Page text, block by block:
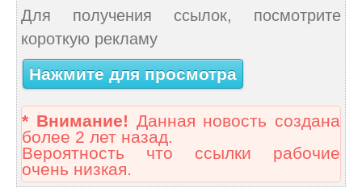
Для получения ссылок, посмотрите
короткую рекламу
Нажмите для просмотра
* Внимание! Данная новость создана
более 2 лет назад.
Вероятность что ссылки рабочие
очень низкая.